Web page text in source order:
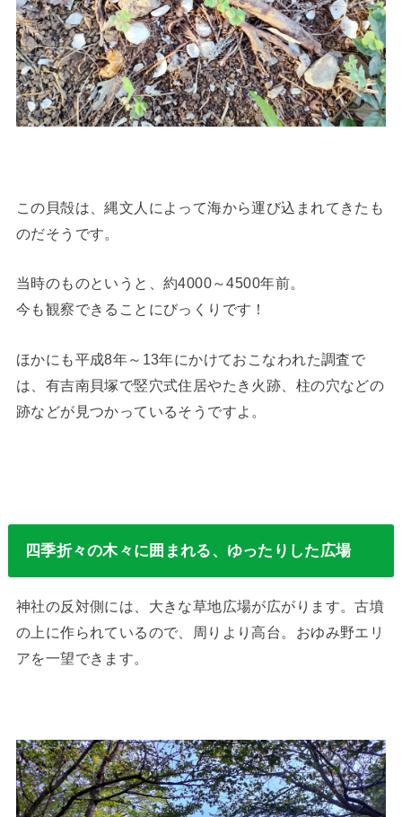
この貝殻は、縄文人によって海から運び込まれてきたも
のだそうです。
当時のものというと、約4000～4500年前。
今も観察できることにびっくりです！
ほかにも平成8年～13年にかけておこなわれた調査で
は、有吉南貝塚で竪穴式住居やたき火跡、柱の穴などの
跡などが見つかっているそうですよ。
四季折々の木々に囲まれる、ゆったりした広場
神社の反対側には、大きな草地広場が広がります。古墳
の上に作られているので、周りより高台。おゆみ野エリ
アを一望できます。